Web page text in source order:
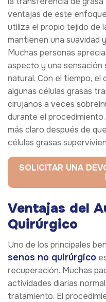
ventajas de este
utiliza el propio tejido de
mantienen una suavidad
Muchas personas
aspecto y una sensación
natural. Con el tiempo,
algunas células grasas
cirujanos a veces
durante el
más claro después de
células grasas
SOLICITAR UNA
Ventajas del
Quirúrgico
Uno de los principales
senos no quirúrgico
recuperación. Muchas
actividades diarias
tratamiento. El